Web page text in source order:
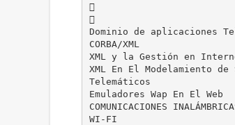


Dominio de aplicaciones
CORBA/XML
XML y la Gestión en
XML En El Modelamiento de
Telemáticos
Emuladores Wap En El Web
COMUNICACIONES
WI-FI